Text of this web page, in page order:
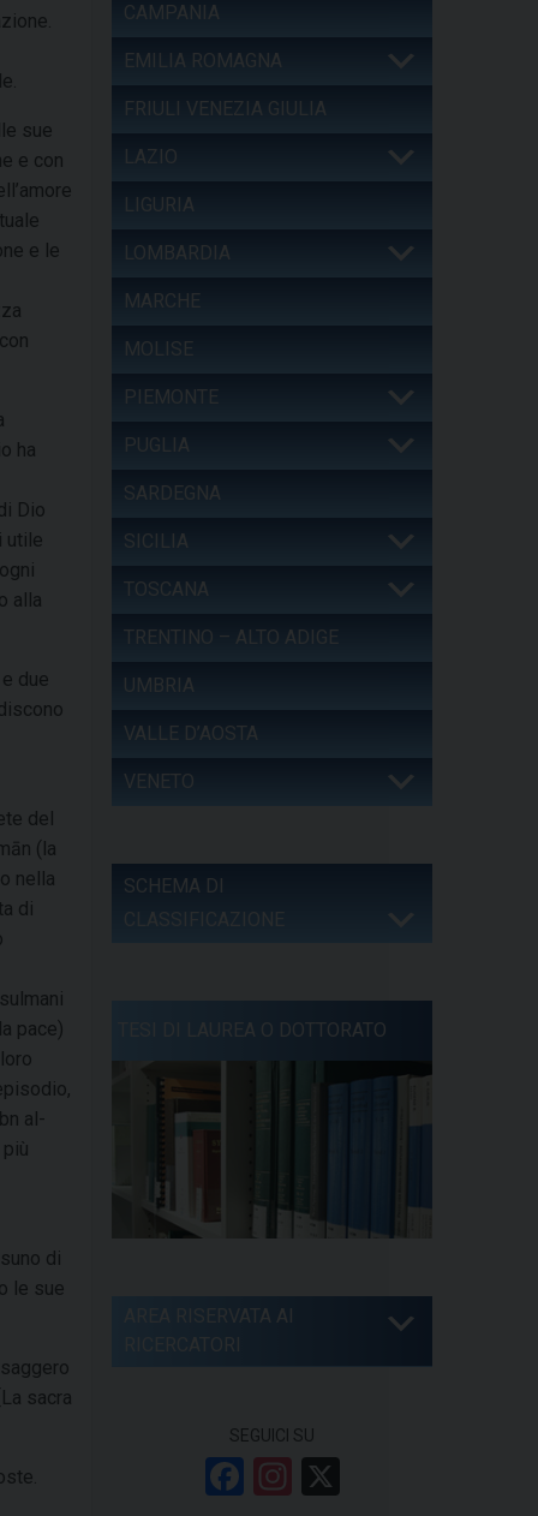
sue
e con
e le
ha
Dio
utile
alla
due
del
(la
nella
di
pace)
al-
di
sacra
CAMPANIA
EMILIA ROMAGNA
FRIULI VENEZIA GIULIA
LAZIO
LIGURIA
LOMBARDIA
MARCHE
MOLISE
PIEMONTE
PUGLIA
SARDEGNA
SICILIA
TOSCANA
TRENTINO – ALTO ADIGE
UMBRIA
VALLE D’AOSTA
VENETO
SCHEMA DI
TESI DI LAUREA O DOTTORATO
AREA RISERVATA AI
SEGUICI SU
F
In